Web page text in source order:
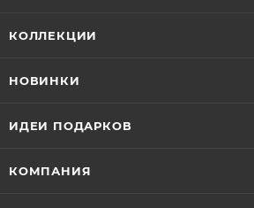
КОЛЛЕКЦИИ
НОВИНКИ
ИДЕИ ПОДАРКОВ
КОМПАНИЯ